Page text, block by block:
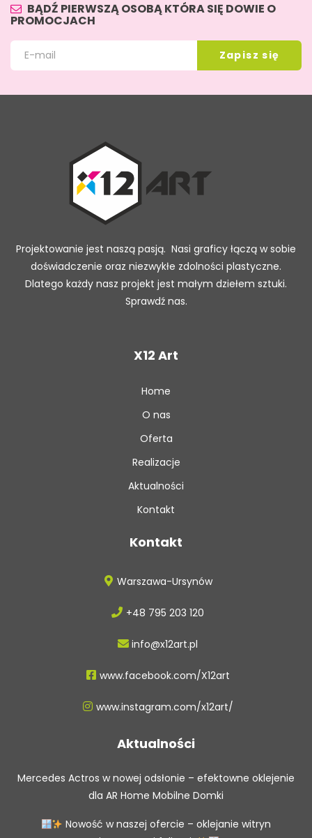
BĄDŹ PIERWSZĄ OSOBĄ KTÓRA SIĘ DOWIE O
PROMOCJACH
Projektowanie jest naszą pasją. Nasi graficy łączą w sobie
doświadczenie oraz niezwykłe zdolności plastyczne.
Dlatego każdy nasz projekt jest małym dziełem sztuki.
Sprawdź nas.
X12 Art
Home
O nas
Oferta
Realizacje
Aktualności
Kontakt
Kontakt
Warszawa-Ursynów
+48 795 203 120
info@x12art.pl
www.facebook.com/X12art
www.instagram.com/x12art/
Aktualności
Mercedes Actros w nowej odsłonie – efektowne oklejenie
dla AR Home Mobilne Domki
Nowość w naszej ofercie – oklejanie witryn